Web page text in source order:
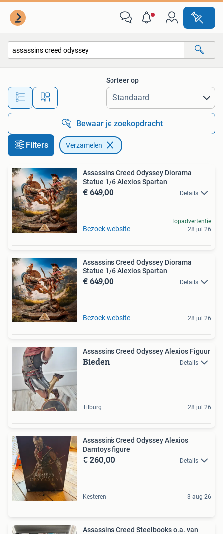
Alle afstanden…
Sorteer op
Bewaar je zoekopdracht
Filters Verzamelen
Assassins Creed Odyssey Diorama
Statue 1/6 Alexios Spartan
€ 649,00 Details
Bezoek website
Topadvertentie
28 jul 26
Assassins Creed Odyssey Diorama
Statue 1/6 Alexios Spartan
€ 649,00 Details
Bezoek website 28 jul 26
Assassin's Creed Odyssey Alexios Figuur
Bieden Details
Tilburg 28 jul 26
Assassin’s Creed Odyssey Alexios
Damtoys figure
€ 260,00 Details
Kesteren 3 aug 26
Assassins Creed Steelbooks o.a. van